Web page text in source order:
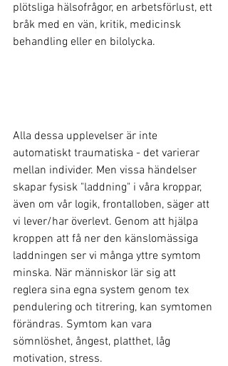
plötsliga hälsofrågor, en arbetsförlust, ett
bråk med en vän, kritik, medicinsk
behandling eller en bilolycka.
Alla dessa upplevelser är inte
automatiskt traumatiska - det varierar
mellan individer. Men vissa händelser
skapar fysisk "laddning" i våra kroppar,
även om vår logik, frontalloben, säger att
vi lever/har överlevt. Genom att hjälpa
kroppen att få ner den känslomässiga
laddningen ser vi många yttre symtom
minska. När människor lär sig att
reglera sina egna system genom tex
pendulering och titrering, kan symtomen
förändras. Symtom kan vara
sömnlöshet, ångest, platthet, låg
motivation, stress.